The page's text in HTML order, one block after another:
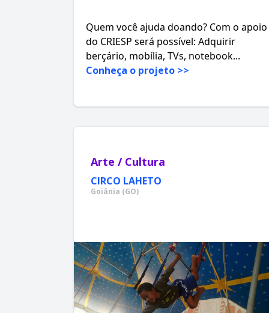
Quem você ajuda doando? Com o apoio
do CRIESP será possível: Adquirir
berçário, mobília, TVs, notebook...
Conheça o projeto >>
Arte / Cultura
CIRCO LAHETO
Goiânia (GO)